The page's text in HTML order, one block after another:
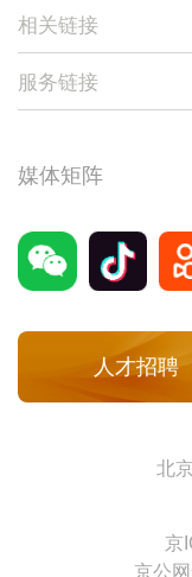
媒体矩阵
人才招聘
北
京
京公
相关链接
服务链接